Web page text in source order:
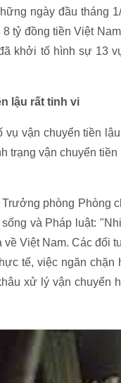
ngày đầu tháng
8 tỷ đồng tiền Việt
khởi tố hình sự 13
lậu rất tinh vi
vụ vận chuyển tiền
trạng vận chuyển
phòng Phòng
và Pháp luật:
về Việt Nam. Các đối
tế, việc ngăn chặn
xử lý vận chuyển